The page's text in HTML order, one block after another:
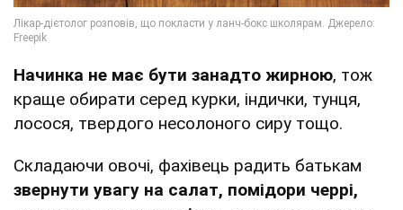
Начинка не має бути занадто жирною, тож
краще обирати серед курки, індички, тунця,
лосося, твердого несолоного сиру тощо.
Складаючи овочі, фахівець радить батькам
звернути увагу на салат, помідори черрі,